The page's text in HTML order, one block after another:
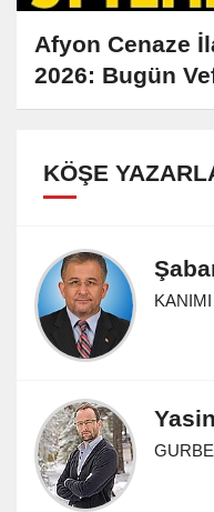
Afyon Cenaze
2026: Bugün
KÖŞE